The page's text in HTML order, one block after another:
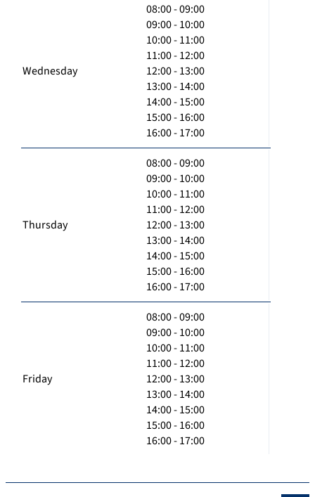
Wednesday
08:00 - 09:00
09:00 - 10:00
10:00 - 11:00
11:00 - 12:00
12:00 - 13:00
13:00 - 14:00
14:00 - 15:00
15:00 - 16:00
16:00 - 17:00
Thursday
08:00 - 09:00
09:00 - 10:00
10:00 - 11:00
11:00 - 12:00
12:00 - 13:00
13:00 - 14:00
14:00 - 15:00
15:00 - 16:00
16:00 - 17:00
Friday
08:00 - 09:00
09:00 - 10:00
10:00 - 11:00
11:00 - 12:00
12:00 - 13:00
13:00 - 14:00
14:00 - 15:00
15:00 - 16:00
16:00 - 17:00